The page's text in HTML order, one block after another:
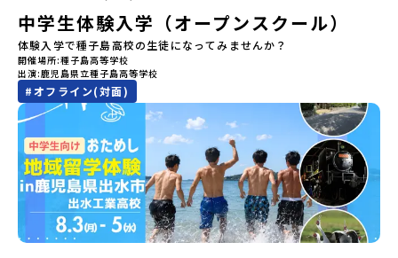
si=e5erbspvwz5O8_uF【STEP 2】有田町プログラム説明会〜
「有田町」の内容を具体的に深掘りしたい方へ〜全体説明を聞いた
うえで、「有田町では具体的に何をするの？」「どんな町なの？」
という疑問にお答えする説明会です。有田町ならではの豊かな文化
や、2泊3日のプログラムの中身をたっぷりとお伝えします。日
時： 5月11日(月) 19：00〜19：40内 容： 有田町ってどんなとこ
ろ？、プログラム詳細解説、質疑応答お申し込み：https://c-
mirai.jp/events/068058お気軽にどうぞ！「はじめての一人旅だ
けど大丈夫？」「どんな体験ができるの？」そんな保護者様の不安
や、中学生のみなさんの素朴な疑問にスタッフが直接お答えしま
す。チャットでの質問も可能ですので、ぜひご自宅からリラックス
してご参加ください。▼お申し込み前に必ずご確認ください・参加
規約への同意プログラムへの参加申し込みいただく前に、「お申し
込みに関する各規約」への同意が必須となります。ご確認くださ
高校生が自ら企画したアクティビティを通じて、年の近い先輩たち
と本音で交流することができます。魅力的な大人たちと対話をしな
がら町の歴史や「生き方」を学ぶことができ、大充実の2泊3日にな
ること間違いなし！そんなユニークな魅力がたっぷりつまった北海
道平取町へ、人生の可能性をひらく特別な旅に出発しませんか？体
験のおすすめポイント体験プログラム内容（予定）＜1日目＞
（PM）「オリエンテーション・自己紹介ワーク」「高校生企画①-
遊び編-」 -平取高校生と仲を深める「びらとりの歴史・文化を知
る！アイヌ文化フィールドワーク」 -アイヌ文化博物館でアイヌ文
化を理解する -アイヌ伝統文化を感じるアクティビティ「1日を振
り返るーみんなで体験シェア」＜2日目＞（AM）「平取高校見学・
寮見学」 -平取高校の特徴を知る学校体験 -在校生との対話「高
校生企画②-町の紹介編-」 -ビンゴをしながら町を知ろう！（PM）
「自然と農を感じる！農業アクティビティ」 -平取特産の「びらと
る「地域みらい留学」をプチ体験できるプログラムです。はじめて
のひとり旅でも安心！現地でもスタッフがしっかりとサポートいた
します。今回のフィールドは「北海道 大樹町（たいきちょう）」北
海道の東部、十勝の南部に位置する大樹町（たいきちょう）。西に
日高山脈（ひだかさんみゃく）が連なり、東は太平洋に面した自然
豊かな町です。酪農を主体とした農業や漁業、林業が盛んであると
同時に、「宇宙に一番近い町」として航空宇宙産業の誘致を進める
ユニークな顔を持っています 。見上げるほど大きな山々が連なる
「日高山脈（ひだかさんみゃく）」の絶景！牛たちがのんびりと過
ごす放牧地や、海が見える珍しい温泉。日本一の清流に選ばれたこ
ともある「歴舟川（れきふねがわ）」。 他の地域では見ることので
きない圧倒的スケールの自然と、新しい産業が交差する瞬間を肌で
体感できる町です。北の大地で脈々と受け継がれる 「フロンティア
スピリッツ」を体感！ 「フロンティアスピリッツ（開拓者精神）」
中学生体験入学（オープンスクール）
体験入学で種子島高校の生徒になってみませんか？
開催場所 種子島高等学校
出演 鹿児島県立種子島高等学校
#オフライン(対面)